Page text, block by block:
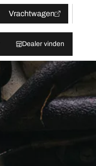
Vrachtwagen
Dealer vinden